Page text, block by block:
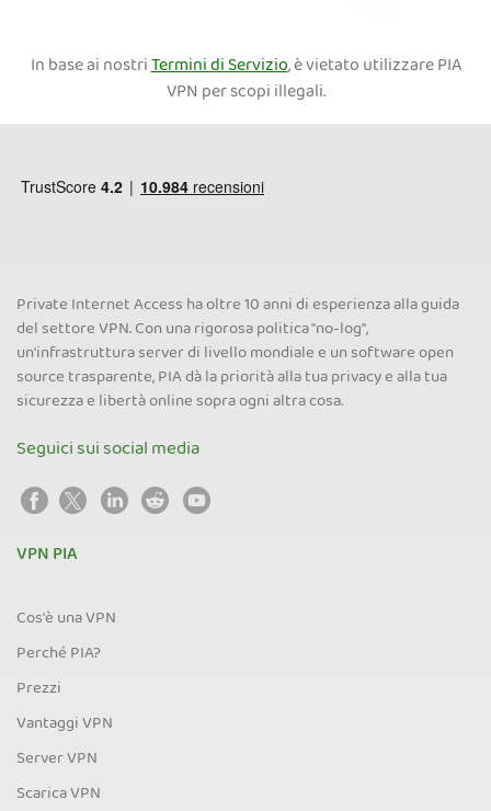
In base ai nostriTermini di Servizio, è vietato utilizzare PIA
VPN per scopi illegali.
Private Internet Access ha oltre 10 anni di esperienza alla guida
del settore VPN. Con una rigorosa politica "no-log",
un'infrastruttura server di livello mondiale e un software open
source trasparente, PIA dà la priorità alla tua privacy e alla tua
sicurezza e libertà online sopra ogni altra cosa.
Seguici sui social media
VPN PIA
Cos'è una VPN
Perché PIA?
Prezzi
Vantaggi VPN
Server VPN
Scarica VPN